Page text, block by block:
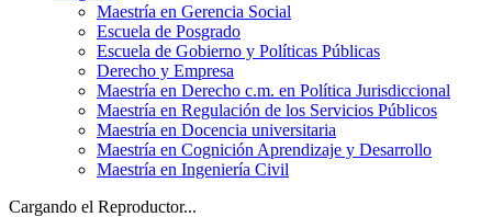
Maestría en Gerencia Social
Escuela de Posgrado
Escuela de Gobierno y Políticas Públicas
Derecho y Empresa
Maestría en Derecho c.m. en Política Jurisdiccional
Maestría en Regulación de los Servicios Públicos
Maestría en Docencia universitaria
Maestría en Cognición Aprendizaje y Desarrollo
Maestría en Ingeniería Civil
Cargando el Reproductor...